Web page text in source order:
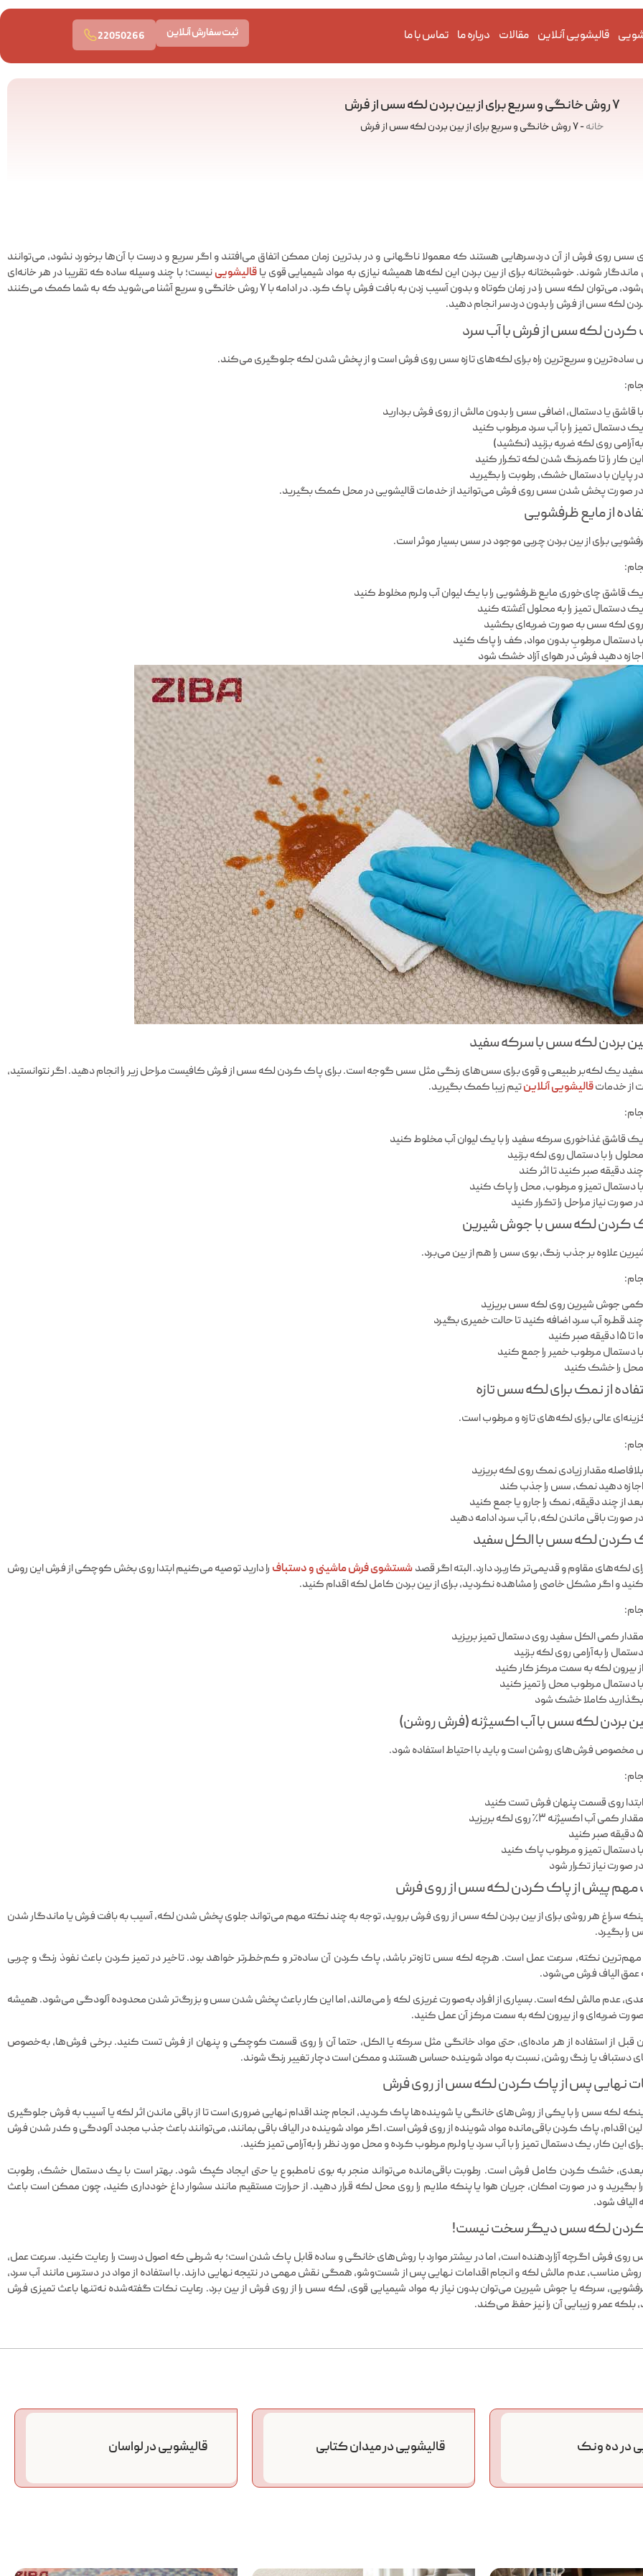
قالیشویی آنلاین مقالات درباره ما تماس با ما ثبت سفارش آنلاین 22050266
۷ روش خانگی و سریع برای از بین بردن لکه سس از فرش
خانه-۷ روش خانگی و سریع برای از بین بردن لکه سس از فرش
سس روی فرش از آن دردسرهایی هستند که معمولا ناگهانی و در بدترین زمان ممکن اتفاق می‌افتند و اگر سریع و درست با آن‌ها برخورد نشود، می‌توانند
ماندگار شوند. خوشبختانه برای از بین بردن این لکه‌ها همیشه نیازی به مواد شیمیایی قوی یاقالیشویینیست؛ با چند وسیله ساده که تقریبا در هر خانه‌ای
پیدا می‌شود، می‌توان لکه سس را در زمان کوتاه و بدون آسیب زدن به بافت فرش پاک کرد. در ادامه با ۷ روش خانگی و سریع آشنا می‌شوید که به شما کمک می‌کنند
لکه سس از فرش را بدون دردسر انجام دهید.
ساده‌ترین و سریع‌ترین راه برای لکه‌های تازه سس روی فرش است و از پخش شدن لکه جلوگیری می‌کند.
با قاشق یا دستمال، اضافی سس را بدون مالش از روی فرش بردارید
یک دستمال تمیز را با آب سرد مرطوب کنید
به‌آرامی روی لکه ضربه بزنید (نکشید)
این کار را تا کمرنگ شدن لکه تکرار کنید
در پایان با دستمال خشک، رطوبت را بگیرید
در صورت پخش شدن سس روی فرش می‌توانید از خدمات قالیشویی در محل کمک بگیرید.
برای از بین بردن چربی موجود در سس بسیار موثر است.
یک قاشق چای‌خوری مایع ظرفشویی را با یک لیوان آب ولرم مخلوط کنید
یک دستمال تمیز را به محلول آغشته کنید
روی لکه سس به صورت ضربه‌ای بکشید
با دستمال مرطوبِ بدون مواد، کف را پاک کنید
اجازه دهید فرش در هوای آزاد خشک شود
یک لکه‌بر طبیعی و قوی برای سس‌های رنگی مثل سس گوجه است. برای پاک کردن لکه سس از فرش کافیست مراحل زیر را انجام دهید. اگر نتوانستید،
از خدماتقالیشویی آنلاینتیم زیبا کمک بگیرید.
یک قاشق غذاخوری سرکه سفید را با یک لیوان آب مخلوط کنید
محلول را با دستمال روی لکه بزنید
چند دقیقه صبر کنید تا اثر کند
با دستمال تمیز و مرطوب، محل را پاک کنید
در صورت نیاز مراحل را تکرار کنید
علاوه بر جذب رنگ، بوی سس را هم از بین می‌برد.
کمی جوش شیرین روی لکه سس بریزید
چند قطره آب سرد اضافه کنید تا حالت خمیری بگیرد
۱۰ تا ۱۵ دقیقه صبر کنید
با دستمال مرطوب خمیر را جمع کنید
محل را خشک کنید
عالی برای لکه‌های تازه و مرطوب است.
بلافاصله مقدار زیادی نمک روی لکه بریزید
اجازه دهید نمک، سس را جذب کند
بعد از چند دقیقه، نمک را جارو یا جمع کنید
در صورت باقی ماندن لکه، با آب سرد ادامه دهید
لکه‌های مقاوم و قدیمی‌تر کاربرد دارد. البته اگر قصدشستشوی فرش ماشینی و دستباف را دارید توصیه می‌کنیم ابتدا روی بخش کوچکی از فرش این روش
و اگر مشکل خاصی را مشاهده نکردید، برای از بین بردن کامل لکه اقدام کنید.
مقدار کمی الکل سفید روی دستمال تمیز بریزید
دستمال را به‌آرامی روی لکه بزنید
از بیرون لکه به سمت مرکز کار کنید
با دستمال مرطوب محل را تمیز کنید
بگذارید کاملا خشک شود
مخصوص فرش‌های روشن است و باید با احتیاط استفاده شود.
ابتدا روی قسمت پنهان فرش تست کنید
مقدار کمی آب اکسیژنه ۳٪ روی لکه بریزید
۵ دقیقه صبر کنید
با دستمال تمیز و مرطوب پاک کنید
در صورت نیاز تکرار شود
مهم پیش از پاک کردن لکه سس از روی فرش
سراغ هر روشی برای از بین بردن لکه سس از روی فرش بروید، توجه به چند نکته مهم می‌تواند جلوی پخش شدن لکه، آسیب به بافت فرش یا ماندگار شدن
را بگیرد.
مهم‌ترین نکته، سرعت عمل است. هرچه لکه سس تازه‌تر باشد، پاک کردن آن ساده‌تر و کم‌خطرتر خواهد بود. تاخیر در تمیز کردن باعث نفوذ رنگ و چربی
الیاف فرش می‌شود.
عدم مالش لکه است. بسیاری از افراد به‌صورت غریزی لکه را می‌مالند، اما این کار باعث پخش شدن سس و بزرگ‌تر شدن محدوده آلودگی می‌شود. همیشه
ضربه‌ای و از بیرون لکه به سمت مرکز آن عمل کنید.
قبل از استفاده از هر ماده‌ای، حتی مواد خانگی مثل سرکه یا الکل، حتما آن را روی قسمت کوچکی و پنهان از فرش تست کنید. برخی فرش‌ها، به‌خصوص
دستباف یا رنگ روشن، نسبت به مواد شوینده حساس هستند و ممکن است دچار تغییر رنگ شوند.
نهایی پس از پاک کردن لکه سس از روی فرش
لکه سس را با یکی از روش‌های خانگی یا شوینده‌ها پاک کردید، انجام چند اقدام نهایی ضروری است تا از باقی ماندن اثر لکه یا آسیب به فرش جلوگیری
اقدام، پاک کردن باقی‌مانده مواد شوینده از روی فرش است. اگر مواد شوینده در الیاف باقی بمانند، می‌توانند باعث جذب مجدد آلودگی و کدر شدن فرش
این کار، یک دستمال تمیز را با آب سرد یا ولرم مرطوب کرده و محل مورد نظر را به‌آرامی تمیز کنید.
خشک کردن کامل فرش است. رطوبت باقی‌مانده می‌تواند منجر به بوی نامطبوع یا حتی ایجاد کپک شود. بهتر است با یک دستمال خشک، رطوبت
بگیرید و در صورت امکان، جریان هوا یا پنکه ملایم را روی محل لکه قرار دهید. از حرارت مستقیم مانند سشوار داغ خودداری کنید، چون ممکن است باعث
الیاف شود.
لکه سس دیگر سخت نیست!
فرش اگرچه آزاردهنده است، اما در بیشتر موارد با روش‌های خانگی و ساده قابل پاک شدن است؛ به شرطی که اصول درست را رعایت کنید. سرعت عمل،
روش مناسب، عدم مالش لکه و انجام اقدامات نهایی پس از شست‌وشو، همگی نقش مهمی در نتیجه نهایی دارند. با استفاده از مواد در دسترس مانند آب سرد،
سرکه یا جوش شیرین می‌توان بدون نیاز به مواد شیمیایی قوی، لکه سس را از روی فرش از بین برد. رعایت نکات گفته‌شده نه‌تنها باعث تمیزی فرش
عمر و زیبایی آن را نیز حفظ می‌کند.
در ده ونک قالیشویی در میدان کتابی قالیشویی در لواسان